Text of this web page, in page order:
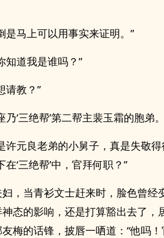
是马上可以用事实来证明。”
知道我是谁吗？”
请教？”
‘三绝帮’第二帮主裴玉霜的胞弟
许元良老弟的小舅子，真是失敬得
‘三绝帮’中，官拜何职？”
，当青衫文士赶来时，脸色曾经
态的影响，还是打算豁出去了，
梅的话锋，披唇一哂道：“他吗！